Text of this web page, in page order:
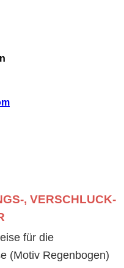
, VERSCHLUCK-
für die
(Motiv Regenbogen)